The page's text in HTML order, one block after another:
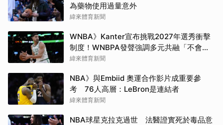
為藥物使用過量意外
緯來體育新聞
WNBA》Kanter宣布挑戰2027年選秀衝擊
制度！WNBPA發聲強調多元共融「不會成
為政治棋子」
緯來體育新聞
NBA》與Embiid 奧運合作影片成重要參
考 76人高層：LeBron是連結者
緯來體育新聞
NBA球星克拉克過世 法醫證實死於毒品意